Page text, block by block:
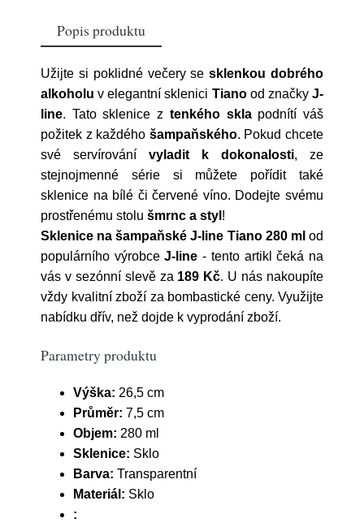
Popis produktu
Užijte si poklidné večery sesklenkou dobrého
alkoholu v elegantní sklenici Tianood značkyJ-
line. Tato sklenice z tenkého sklapodnítí váš
požitek z každého šampaňského. Pokud chcete
své servírování vyladit k dokonalosti, ze
stejnojmenné série si můžete pořídit také
sklenice na bílé či červené víno. Dodejte svému
prostřenému stolu šmrnc a styl !
Sklenice na šampaňské J-line Tiano 280 ml od
populárního výrobceJ-line - tento artikl čeká na
vás v sezónní slevě za 189 Kč. U nás nakoupíte
vždy kvalitní zboží za bombastické ceny. Využijte
nabídku dřív, než dojde k vyprodání zboží.
Parametry produktu
Výška: 26,5 cm
Průměr: 7,5 cm
Objem: 280 ml
Sklenice: Sklo
Barva: Transparentní
Materiál: Sklo
: